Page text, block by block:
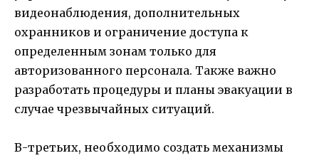
видеонаблюдения, дополнительных
охранников и ограничение доступа к
определенным зонам только для
авторизованного персонала. Также важно
разработать процедуры и планы эвакуации в
случае чрезвычайных ситуаций.
В-третьих, необходимо создать механизмы